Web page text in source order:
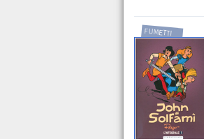
FUMETTI